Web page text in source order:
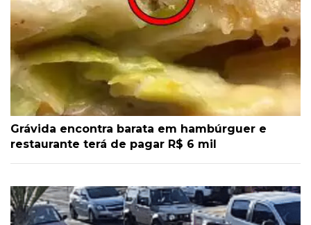
Grávida encontra barata em hambúrguer e
restaurante terá de pagar R$ 6 mil